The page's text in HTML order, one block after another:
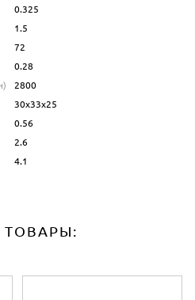
0.325
1.5
72
0.28
2800
30х33х25
0.56
2.6
4.1
45
0.325